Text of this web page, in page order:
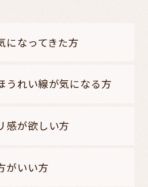
になってきた方
うれい線が気になる方
感が欲しい方
がいい方